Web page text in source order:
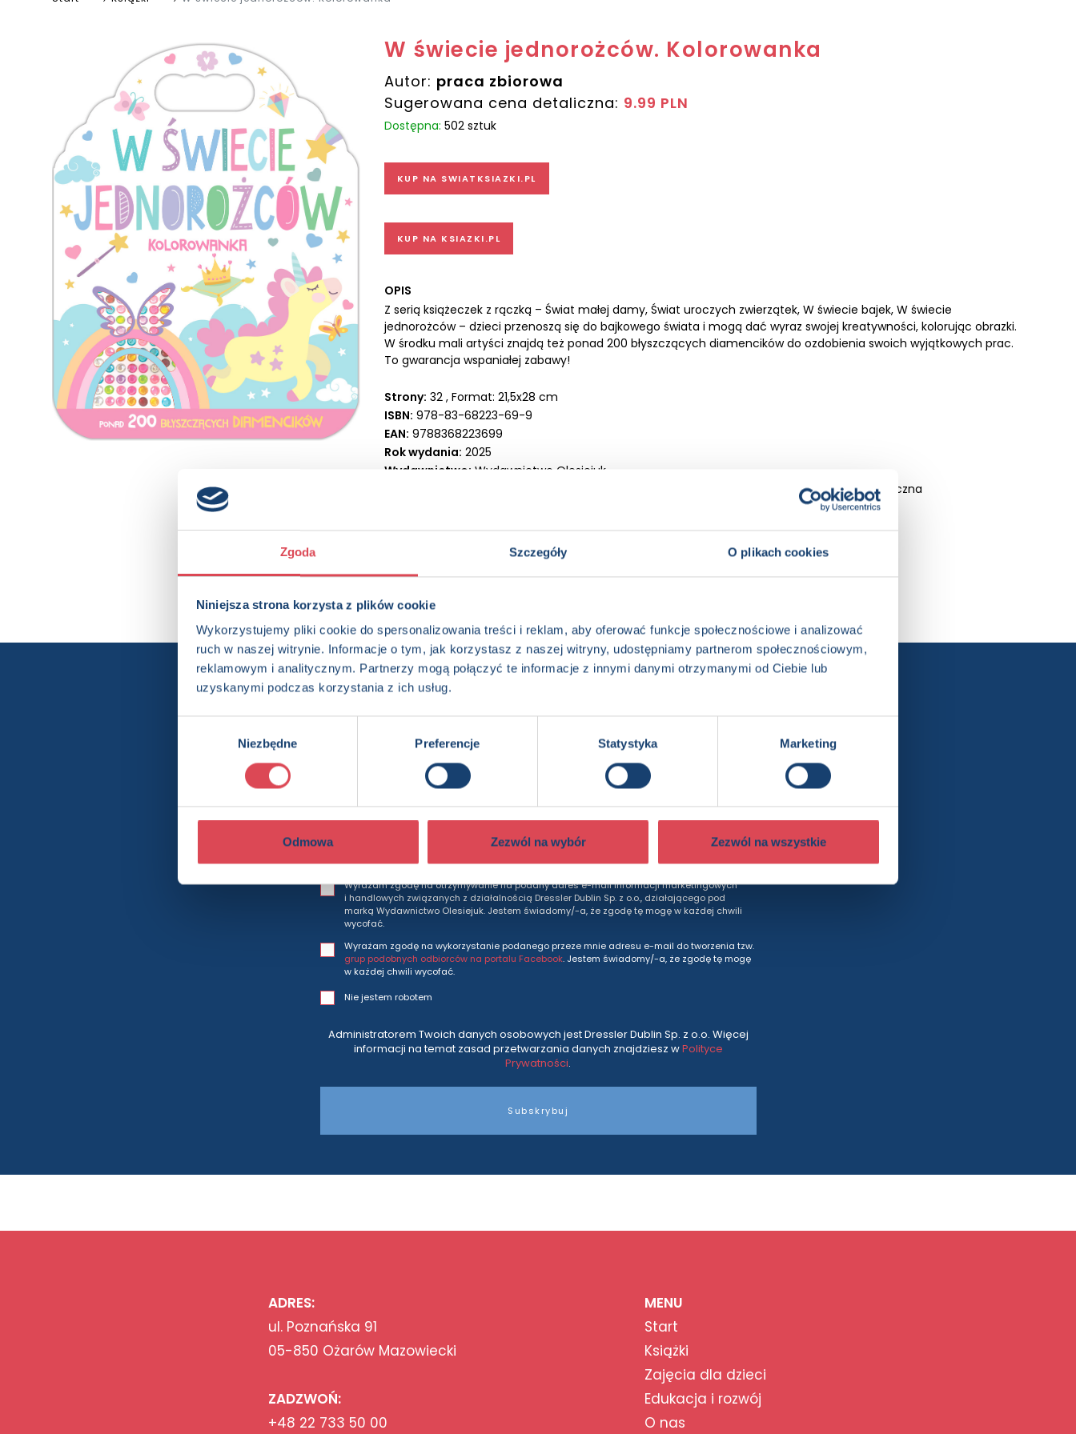
Zgoda Szczegóły O plikach cookies
Niniejsza strona korzysta z plików cookie
Wykorzystujemy pliki cookie do spersonalizowania treści i reklam, aby oferować funkcje społecznościowe i analizować
ruch w naszej witrynie. Informacje o tym, jak korzystasz z naszej witryny, udostępniamy partnerom społecznościowym,
reklamowym i analitycznym. Partnerzy mogą połączyć te informacje z innymi danymi otrzymanymi od Ciebie lub
uzyskanymi podczas korzystania z ich usług.
Niezbędne Preferencje Statystyka Marketing
Odmowa Zezwól na wybór Zezwól na wszystkie
W świecie jednorożców. Kolorowanka
Autor: praca zbiorowa
Sugerowana cena detaliczna: 9.99 PLN
Dostępna: 502 sztuk
KUP NA SWIATKSIAZKI.PL
KUP NA KSIAZKI.PL
OPIS
Z serią książeczek z rączką – Świat małej damy, Świat uroczych zwierzątek, W świecie bajek, W świecie
jednorożców – dzieci przenoszą się do bajkowego świata i mogą dać wyraz swojej kreatywności, kolorując obrazki.
W środku mali artyści znajdą też ponad 200 błyszczących diamencików do ozdobienia swoich wyjątkowych prac.
To gwarancja wspaniałej zabawy!
Strony: 32 , Format: 21,5x28 cm
ISBN: 978-83-68223-69-9
EAN: 9788368223699
Rok wydania: 2025
Wydawnictwo: Wydawnictwo Olesiejuk
3+, Aktywizacja, Kolorowanka, Książka z gadżetami, Książka w serii, Książka całoroczna
Chcesz wiedzieć więcej? Zapisz się do newslettera
Będziesz otrzymywać wszytkie nasze nowości i oferty
prosto do Twojej skrzynki odbiorczej.
Wyrażam zgodę na otrzymywanie na podany adres e-mail informacji marketingowych
i handlowych związanych z działalnością Dressler Dublin Sp. z o.o., działającego pod
marką Wydawnictwo Olesiejuk. Jestem świadomy/-a, że zgodę tę mogę w każdej chwili
wycofać.
Wyrażam zgodę na wykorzystanie podanego przeze mnie adresu e-mail do tworzenia tzw.
grup podobnych odbiorców na portalu Facebook. Jestem świadomy/-a, że zgodę tę mogę
w każdej chwili wycofać.
Nie jestem robotem
Administratorem Twoich danych osobowych jest Dressler Dublin Sp. z o.o. Więcej
informacji na temat zasad przetwarzania danych znajdziesz wPolityce
Prywatności.
Subskrybuj
ADRES:
ul. Poznańska 91
05-850 Ożarów Mazowiecki
ZADZWOŃ:
+48 22 733 50 00
MENU
Start
Książki
Zajęcia dla dzieci
Edukacja i rozwój
O nas